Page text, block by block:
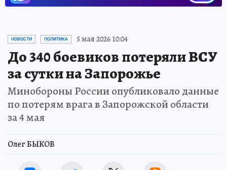
НОВОСТИ ПОЛИТИКА 5 мая 2026 10:04
До 340 боевиков потеряли ВСУ
за сутки на Запорожье
Минобороны России опубликовало данные
по потерям врага в Запорожской области
за 4 мая
Олег БЫКОВ